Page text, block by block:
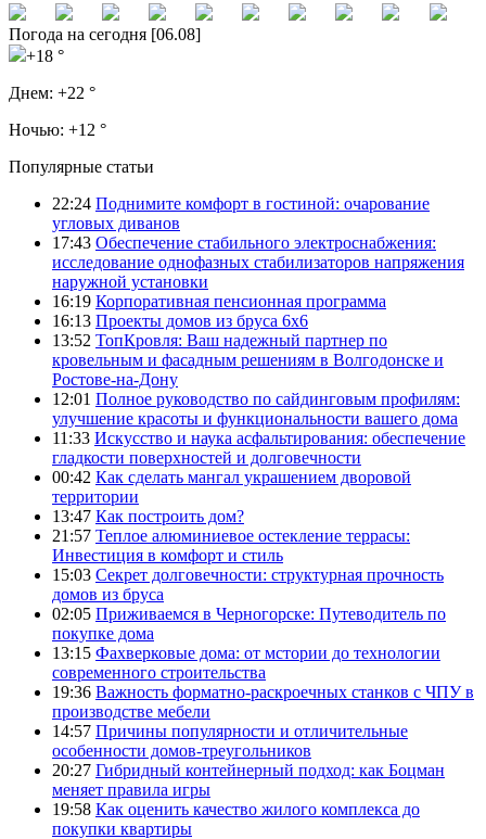
Погода на сегодня [06.08]
+18 °
Днем: +22 °
Ночью: +12 °
Популярные статьи
22:24 Поднимите комфорт в гостиной: очарование
угловых диванов
17:43 Обеспечение стабильного электроснабжения:
исследование однофазных стабилизаторов напряжения
наружной установки
16:19 Корпоративная пенсионная программа
16:13 Проекты домов из бруса 6х6
13:52 ТопКровля: Ваш надежный партнер по
кровельным и фасадным решениям в Волгодонске и
Ростове-на-Дону
12:01 Полное руководство по сайдинговым профилям:
улучшение красоты и функциональности вашего дома
11:33 Искусство и наука асфальтирования: обеспечение
гладкости поверхностей и долговечности
00:42 Как сделать мангал украшением дворовой
территории
13:47 Как построить дом?
21:57 Теплое алюминиевое остекление террасы:
Инвестиция в комфорт и стиль
15:03 Секрет долговечности: структурная прочность
домов из бруса
02:05 Приживаемся в Черногорске: Путеводитель по
покупке дома
13:15 Фахверковые дома: от мстории до технологии
современного строительства
19:36 Важность форматно-раскроечных станков с ЧПУ в
производстве мебели
14:57 Причины популярности и отличительные
особенности домов-треугольников
20:27 Гибридный контейнерный подход: как Боцман
меняет правила игры
19:58 Как оценить качество жилого комплекса до
покупки квартиры